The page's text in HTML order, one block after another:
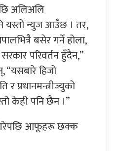
अलिअलि
यस्तो न्युज आउँछ । तर,
बसेर गर्ने होला,
परिवर्तन हुँदैन,”
“यसबारे हिजो
प्रधानमन्त्रीज्युको
केही पनि छैन ।”
गरेपछि आफूहरू छक्क